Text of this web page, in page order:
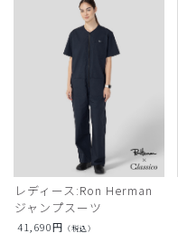
レディース:Ron Herman
ジャンプスーツ
41,690円 （税込）